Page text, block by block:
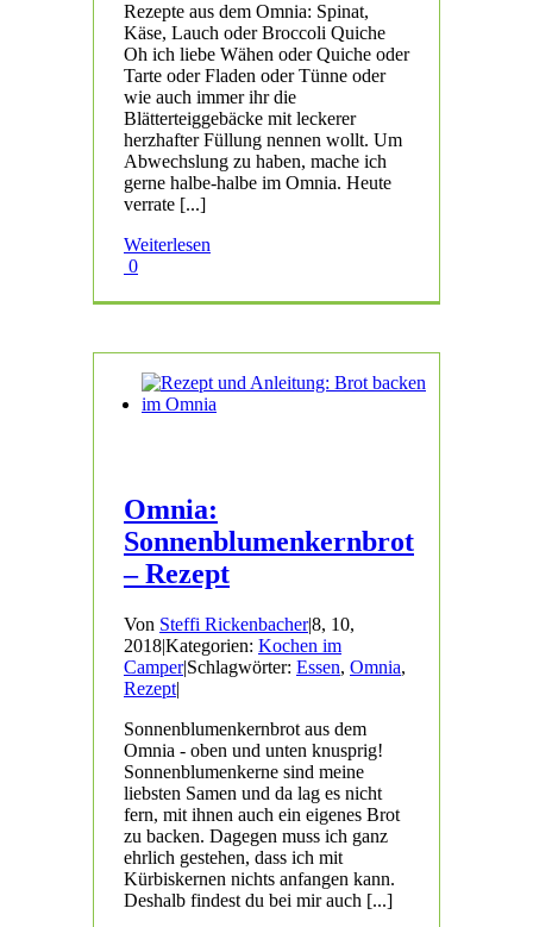
Rezepte aus dem Omnia: Spinat,
Käse, Lauch oder Broccoli Quiche
Oh ich liebe Wähen oder Quiche oder
Tarte oder Fladen oder Tünne oder
wie auch immer ihr die
Blätterteiggebäcke mit leckerer
herzhafter Füllung nennen wollt. Um
Abwechslung zu haben, mache ich
gerne halbe-halbe im Omnia. Heute
verrate [...]
Weiterlesen
0
Omnia:
Sonnenblumenkernbrot
– Rezept
Von Steffi Rickenbacher|8, 10,
2018|Kategorien: Kochen im
Camper|Schlagwörter: Essen, Omnia,
Rezept|
Sonnenblumenkernbrot aus dem
Omnia - oben und unten knusprig!
Sonnenblumenkerne sind meine
liebsten Samen und da lag es nicht
fern, mit ihnen auch ein eigenes Brot
zu backen. Dagegen muss ich ganz
ehrlich gestehen, dass ich mit
Kürbiskernen nichts anfangen kann.
Deshalb findest du bei mir auch [...]